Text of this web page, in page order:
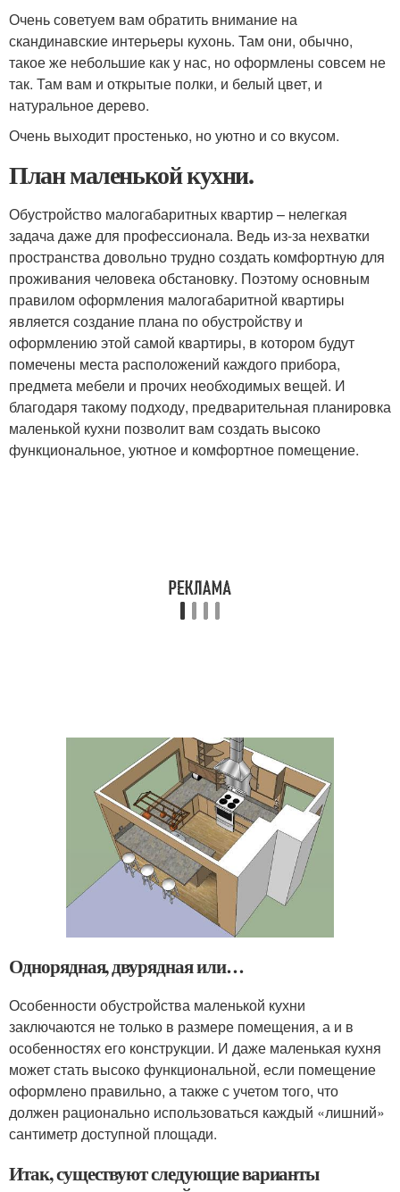
Очень советуем вам обратить внимание на
скандинавские интерьеры кухонь. Там они, обычно,
такое же небольшие как у нас, но оформлены совсем не
так. Там вам и открытые полки, и белый цвет, и
натуральное дерево.
Очень выходит простенько, но уютно и со вкусом.
План маленькой кухни.
Обустройство малогабаритных квартир – нелегкая
задача даже для профессионала. Ведь из-за нехватки
пространства довольно трудно создать комфортную для
проживания человека обстановку. Поэтому основным
правилом оформления малогабаритной квартиры
является создание плана по обустройству и
оформлению этой самой квартиры, в котором будут
помечены места расположений каждого прибора,
предмета мебели и прочих необходимых вещей. И
благодаря такому подходу, предварительная планировка
маленькой кухни позволит вам создать высоко
функциональное, уютное и комфортное помещение.
Однорядная, двурядная или…
Особенности обустройства маленькой кухни
заключаются не только в размере помещения, а и в
особенностях его конструкции. И даже маленькая кухня
может стать высоко функциональной, если помещение
оформлено правильно, а также с учетом того, что
должен рационально использоваться каждый «лишний»
сантиметр доступной площади.
Итак, существуют следующие варианты